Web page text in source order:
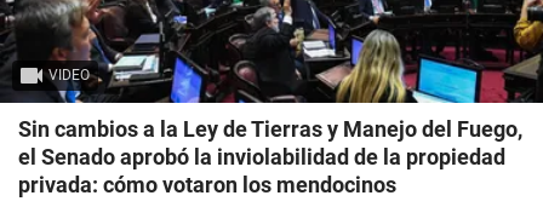
VIDEO
Sin cambios a la Ley de Tierras y Manejo del Fuego,
el Senado aprobó la inviolabilidad de la propiedad
privada: cómo votaron los mendocinos